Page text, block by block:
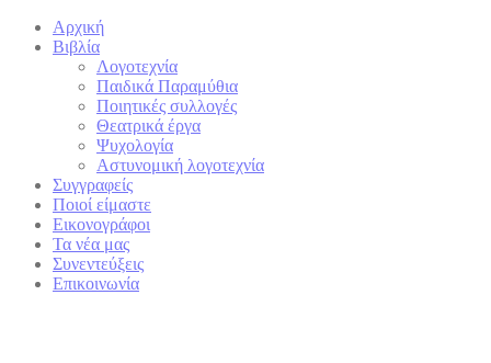
Αρχική
Βιβλία
Λογοτεχνία
Παιδικά Παραμύθια
Ποιητικές συλλογές
Θεατρικά έργα
Ψυχολογία
Αστυνομική λογοτεχνία
Συγγραφείς
Ποιοί είμαστε
Εικονογράφοι
Τα νέα μας
Συνεντεύξεις
Επικοινωνία